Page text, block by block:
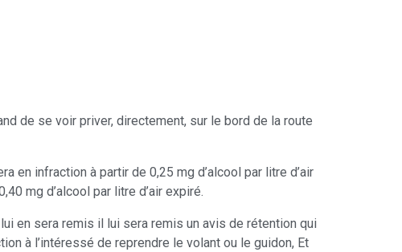
de se voir priver, directement, sur le bord de la route
en infraction à partir de 0,25 mg d’alcool par litre d’air
mg d’alcool par litre d’air expiré.
en sera remis il lui sera remis un avis de rétention qui
à l’intéressé de reprendre le volant ou le guidon, Et